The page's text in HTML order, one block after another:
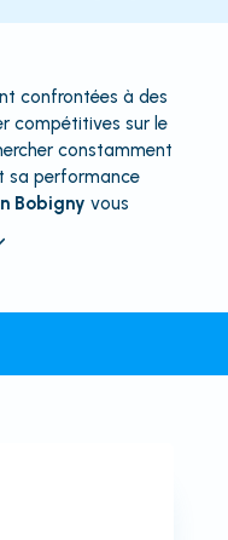
confrontées à des
compétitives sur le
constamment
sa performance
Bobigny vous